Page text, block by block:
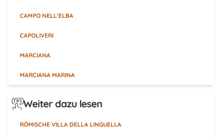
CAMPO NELL'ELBA
CAPOLIVERI
MARCIANA
MARCIANA MARINA
Weiter dazu lesen
RÖMISCHE VILLA DELLA LINGUELLA